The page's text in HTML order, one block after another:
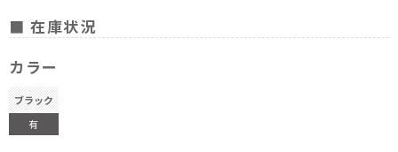
■ 在庫状況
カラー
ブラック
有